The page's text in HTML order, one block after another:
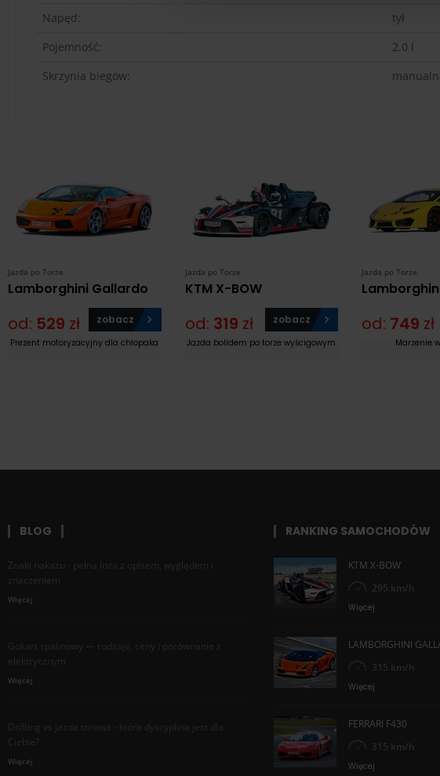
Napęd:
tył
Pojemność:
2.0 l
Skrzynia biegów:
Jazda po Torze
Lamborghini Gallardo
od: 529 zł zobacz
Prezent motoryzacyjny dla chłopaka
Jazda po Torze
KTM X-BOW
od: 319 zł zobacz
Jazda bolidem po torze wyścigowym
Jazda po Torze
od: 749 zł
Marzenie
BLOG
Znaki nakazu - pełna lista z opisem, wyglądem i
znaczeniem
Więcej
Gokart spalinowy — rodzaje, ceny i porównanie z
elektrycznym
Więcej
Drifting vs jazda torowa - która dyscyplina jest dla
Ciebie?
Więcej
RANKING SAMOCHODÓW
KTM X-BOW
295 km/h
Więcej
LAMBORGHINI
315 km/h
Więcej
FERRARI F430
315 km/h
Więcej